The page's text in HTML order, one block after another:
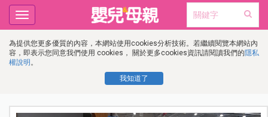
為提供您更多優質的內容，本網站使用cookies分析技術。若繼續閱覽本網站內
容，即表示您同意我們使用 cookies， 關於更多cookies資訊請閱讀我們的隱私
權說明 。
我知道了
Toggle
navigation